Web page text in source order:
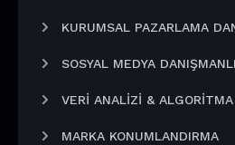
KURUMSAL PAZARLAMA
SOSYAL MEDYA
VERI ANALIZI &
MARKA KONUMLANDIRMA